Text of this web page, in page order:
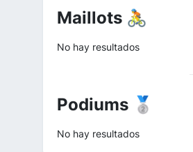
Maillots 🚴
No hay resultados
Podiums 🥈
No hay resultados